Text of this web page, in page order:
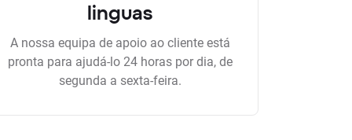
linguas
A nossa equipa de apoio ao cliente está
pronta para ajudá-lo 24 horas por dia, de
segunda a sexta-feira.